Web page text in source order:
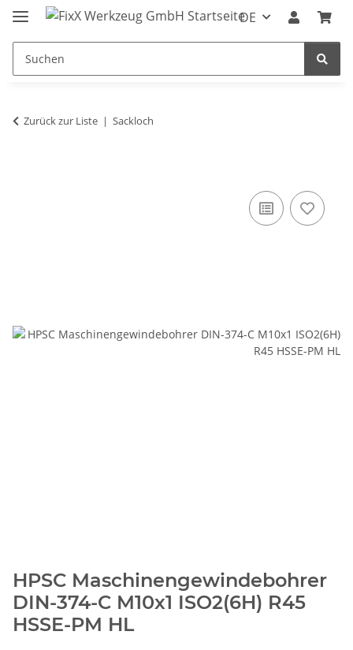
DE
Zurück zur Liste Sackloch
HPSC Maschinengewindebohrer
DIN-374-C M10x1 ISO2(6H) R45
HSSE-PM HL